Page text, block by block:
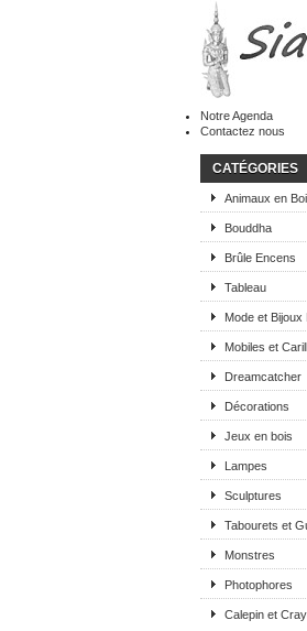
Notre Agenda
Contactez nous
CATÉGORIES
Animaux en
Bouddha
Brûle Encens
Tableau
Mode et Bijoux
Mobiles et
Dreamcatcher
Décorations
Jeux en bois
Lampes
Sculptures
Tabourets et
Monstres
Photophores
Calepin et